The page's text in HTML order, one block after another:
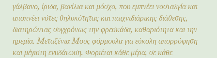
γάλβανο, ίριδα, βανίλια και μόσχο, που εμπνέει νοσταλγία και
αποπνέει νότες θηλυκότητας και παιχνιδιάρικης διάθεσης,
διατηρώντας συγχρόνως την φρεσκάδα, καθαριότητα και την
ηρεμία. Mεταξένια Mους φόρμουλα για εύκολη απορρόφηση
και μέγιστη ενυδάτωση. Φοριέται κάθε μέρα, σε κάθε